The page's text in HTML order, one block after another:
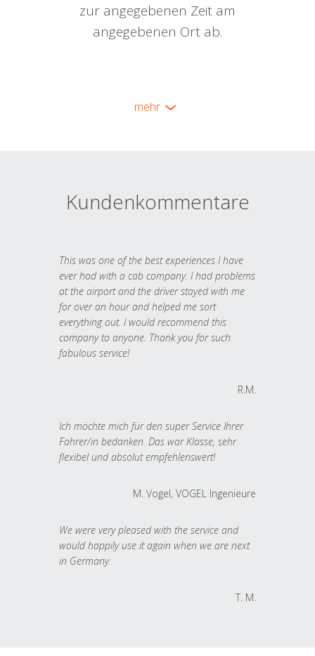
zur angegebenen Zeit am
angegebenen Ort ab.
mehr
Kundenkommentare
This was one of the best experiences I have
ever had with a cab company. I had problems
at the airport and the driver stayed with me
for over an hour and helped me sort
everything out. I would recommend this
company to anyone. Thank you for such
fabulous service!
R.M.
Ich möchte mich für den super Service Ihrer
Fahrer/in bedanken. Das war Klasse, sehr
flexibel und absolut empfehlenswert!
M. Vogel, VOGEL Ingenieure
We were very pleased with the service and
would happily use it again when we are next
in Germany.
T. M.